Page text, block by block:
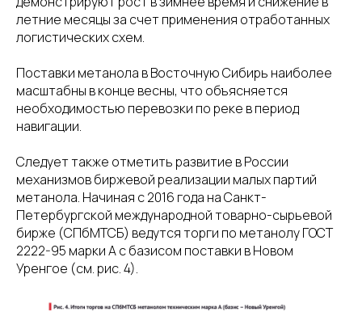
летние месяцы за счет применения отработанных
логистических схем.
Поставки метанола в Восточную Сибирь наиболее
масштабны в конце весны, что объясняется
необходимостью перевозки по реке в период
навигации.
Следует также отметить развитие в России
механизмов биржевой реализации малых партий
метанола. Начиная с 2016 года на Санкт-
Петербургской международной товарно-сырьевой
бирже (СПбМТСБ) ведутся торги по метанолу ГОСТ
2222-95 марки А с базисом поставки в Новом
Уренгое (см. рис. 4).